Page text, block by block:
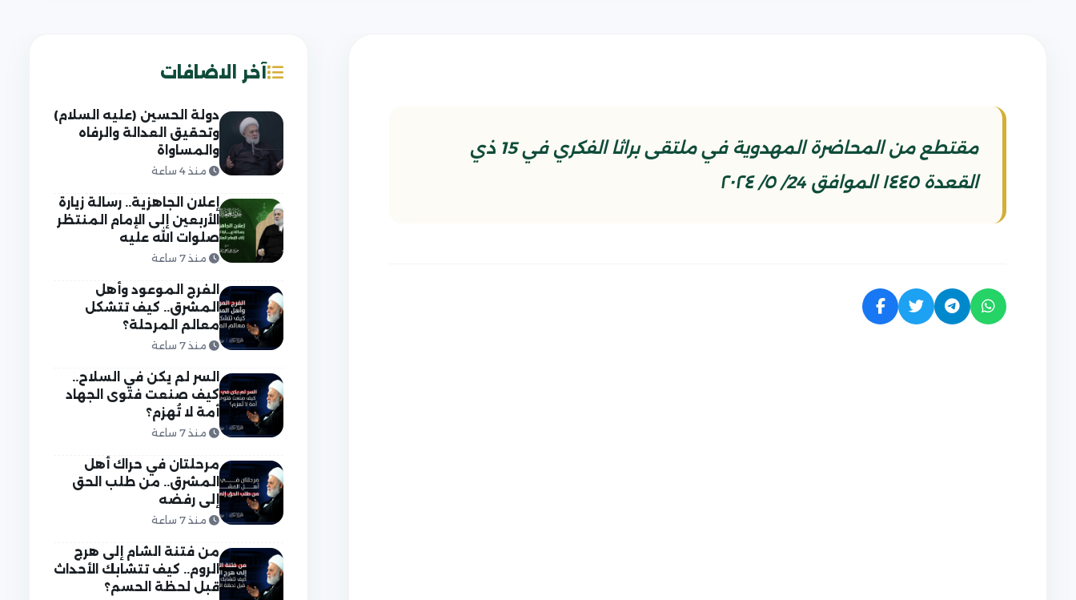
مقتطع من المحاضرة المهدوية في ملتقى براثا الفكري في 15 ذي
القعدة ١٤٤٥ الموافق 24/ ٥/ ٢٠٢٤
آخر الاضافات
دولة الحسين (عليه السلام)
وتحقيق العدالة والرفاه
والمساواة
منذ 4 ساعة
إعلان الجاهزية.. رسالة زيارة
الأربعين إلى الإمام المنتظر
صلوات الله عليه
منذ 7 ساعة
الفرج الموعود وأهل
المشرق.. كيف تتشكل
معالم المرحلة؟
منذ 7 ساعة
السر لم يكن في السلاح..
كيف صنعت فتوى الجهاد
أمة لا تُهزم؟
منذ 7 ساعة
مرحلتان في حراك أهل
المشرق.. من طلب الحق
إلى رفضه
منذ 7 ساعة
من فتنة الشام إلى هرج
الروم.. كيف تتشابك الأحداث
قبل لحظة الحسم؟